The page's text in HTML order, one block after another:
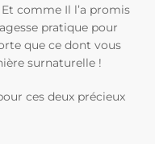
comme Il l’a promis
pratique pour
que ce dont vous
surnaturelle !
ces deux précieux